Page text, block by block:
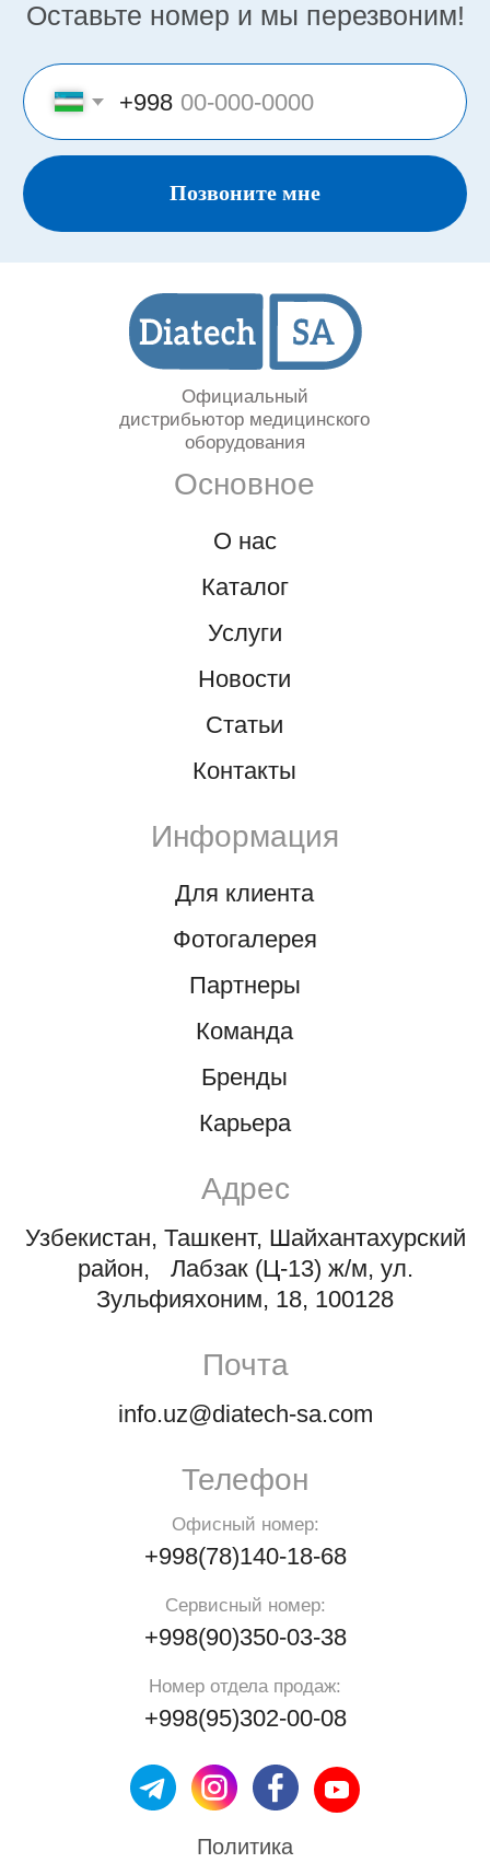
конфиденциальности
+998(78)140-18-68
+998(90)350-03-38
Сервисный номер:
Номер отдела продаж:
Представительство «Diatech S.A.» © 2008 - 2023.
является публичной офертой
Разработка и продвижение в Future-group